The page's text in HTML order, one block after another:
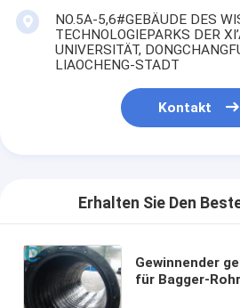
NO.5A-5,6#GEBÄUDE DES
TECHNOLOGIEPARKS DER
UNIVERSITÄT,
LIAOCHENG-STADT
Kontakt
Erhalten Sie Den
Gewinnender
für Bagger-